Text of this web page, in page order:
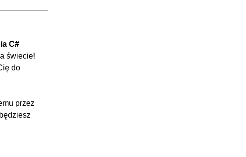
00:06:26
» 00:05:06
00:17:38
00:04:59
C#
świecie!
do
przez